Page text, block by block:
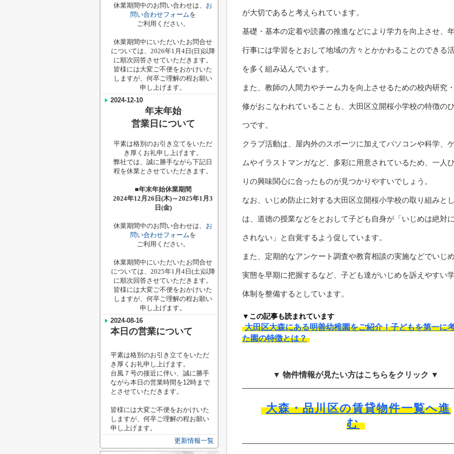
が大切であると考えられています。
基礎・基本の定着や読書の推進などにより学力を向上させ、
行事には学習をとおして地域の方々とかかわることのできる
を多く組み込んでいます。
また、教師の人間力やチーム力を向上させるための校内研究
修がおこなわれていることも、大田区立開桜小学校の特徴の
つです。
クラブ活動は、屋内外のスポーツに加えてパソコンや科学、
ムやイラストマンガなど、多彩に用意されているため、一人
りの興味関心に合ったものが見つかりやすいでしょう。
なお、いじめ防止に対する大田区立開桜小学校の取り組みと
は、道徳の授業などをとおして子ども自身が「いじめは絶対
されない」と自覚するよう促しています。
また、定期的なアンケート調査や教育相談の実施などでいじ
実態を早期に把握するなど、子ども達がいじめを訴えやすい
体制を整備するとしています。
▼この記事も読まれています
大田区大森にある明善幼稚園をご紹介！子どもを第一に
た園の特徴とは？
▼ 物件情報が見たい方はこちらをクリック ▼
大森・品川区の賃貸物件一覧へ進
む
休業期間中のお問い合わせは、 お
問い合わせフォームを
ご利用ください。
休業期間中にいただいたお問合せ
については、2026年1月4日(日)以降
に順次回答させていただきます。
皆様には大変ご不便をおかけいた
しますが、何卒ご理解の程お願い
申し上げます。
2024-12-10
年末年始
営業日について
平素は格別のお引き立てをいただ
き厚くお礼申し上げます。
弊社では、誠に勝手ながら下記日
程を休業とさせていただきます。
■年末年始休業期間
2024年12月26日(木)～2025年1月3
日(金)
休業期間中のお問い合わせは、 お
問い合わせフォームを
ご利用ください。
休業期間中にいただいたお問合せ
については、2025年1月4日(土)以降
に順次回答させていただきます。
皆様には大変ご不便をおかけいた
しますが、何卒ご理解の程お願い
申し上げます。
2024-08-16
本日の営業について
平素は格別のお引き立てをいただ
き厚くお礼申し上げます。
台風７号の接近に伴い、誠に勝手
ながら本日の営業時間を12時まで
とさせていただきます。
皆様には大変ご不便をおかけいた
しますが、何卒ご理解の程お願い
申し上げます。
更新情報一覧